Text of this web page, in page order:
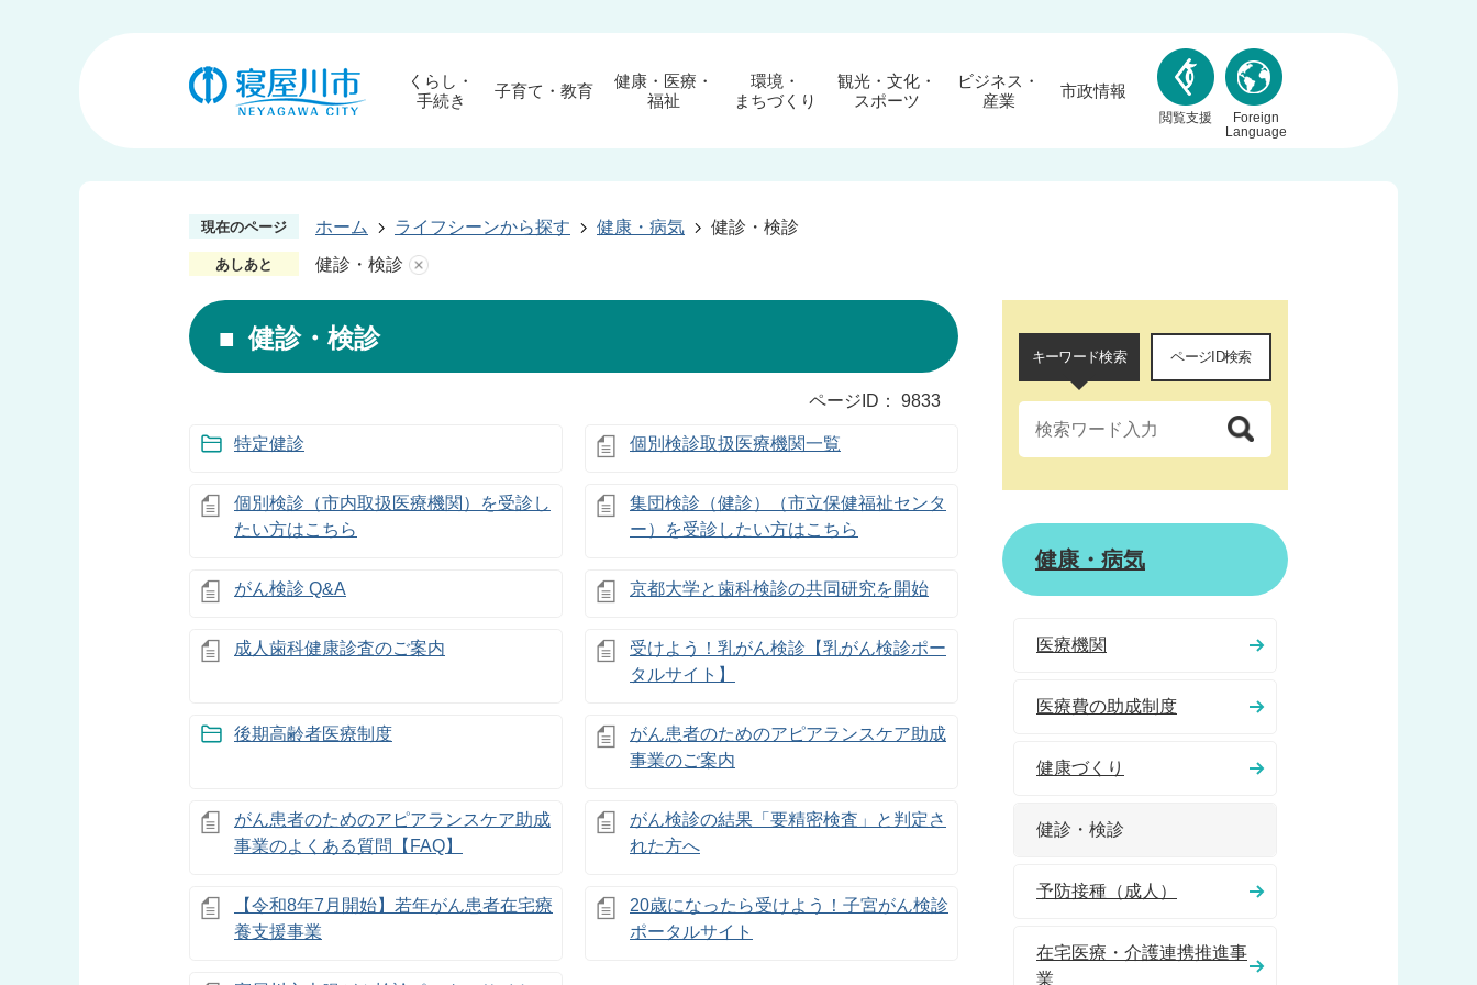
くらし・
手続き
子育て・教育
健康・医療・
福祉
環境・
まちづくり
観光・文化・
スポーツ
ビジネス・
産業
市政情報
閲覧支援
Foreign
Language
現在のページ ホーム ライフシーンから探す 健康・病気 健診・検診
あしあと 健診・検診
健診・検診
ページID： 9833
特定健診 個別検診取扱医療機関一覧
個別検診（市内取扱医療機関）を受診し
たい方はこちら
集団検診（健診）（市立保健福祉センタ
ー）を受診したい方はこちら
がん検診 Q&A 京都大学と歯科検診の共同研究を開始
成人歯科健康診査のご案内
受けよう！乳がん検診【乳がん検診ポー
タルサイト】
後期高齢者医療制度
がん患者のためのアピアランスケア助成
事業のご案内
がん患者のためのアピアランスケア助成
事業のよくある質問【FAQ】
がん検診の結果「要精密検査」と判定さ
れた方へ
【令和8年7月開始】若年がん患者在宅療
養支援事業
20歳になったら受けよう！子宮がん検診
ポータルサイト
キーワード検索 ページID検索
健康・病気
医療機関
医療費の助成制度
健康づくり
健診・検診
予防接種（成人）
在宅医療・介護連携推進事
業